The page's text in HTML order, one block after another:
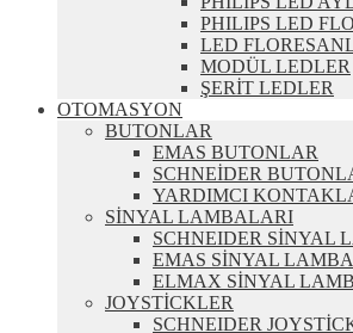
PHILIPS LED
LED
MODÜL LEDLER
ŞERİT LEDLER
OTOMASYON
BUTONLAR
EMAS BUTONLAR
SCHNEİDER
YARDIMCI
SİNYAL LAMBALARI
SCHNEIDER SİNYAL
EMAS SİNYAL
ELMAX SİNYAL
JOYSTİCKLER
SCHNEIDER